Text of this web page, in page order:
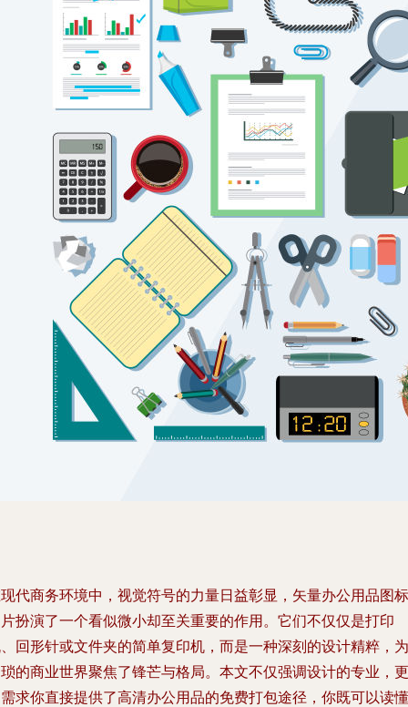
代商务环境中，视觉符号的力量日益彰显，矢量办公用品图标
扮演了一个看似微小却至关重要的作用。它们不仅仅是打印
回形针或文件夹的简单复印机，而是一种深刻的设计精粹，为
的商业世界聚焦了锋芒与格局。本文不仅强调设计的专业，更
求你直接提供了高清办公用品的免费打包途径，你既可以读懂